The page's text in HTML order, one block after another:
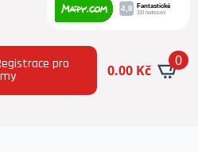
pro 0.00 Kč
0